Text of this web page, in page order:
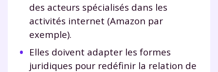
des acteurs spécialisés dans les
activités internet (Amazon par
exemple).
Elles doivent adapter les formes
juridiques pour redéfinir la relation de